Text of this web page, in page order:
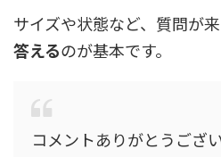
サイズや状態など、質問が
答えるのが基本です。
コメントありがとうござい